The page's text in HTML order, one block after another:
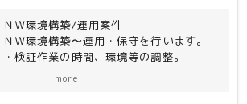
ＮＷ環境構築/運用案件
ＮＷ環境構築〜運用・保守を行います。
・検証作業の時間、環境等の調整。
more